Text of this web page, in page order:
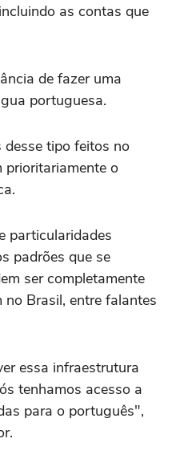
as contas que
de fazer uma
portuguesa.
desse tipo feitos no
prioritariamente o
particularidades
padrões que se
ser completamente
Brasil, entre falantes
essa infraestrutura
tenhamos acesso a
para o português",